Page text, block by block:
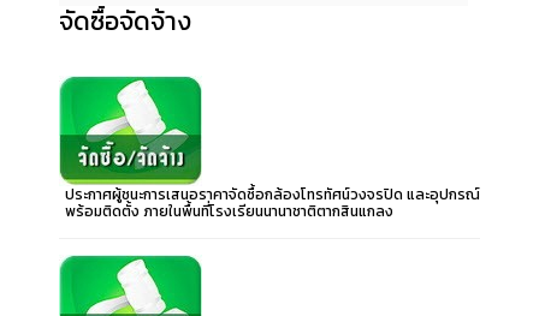
จัดซื้อจัดจ้าง
ประกาศผู้ชนะการเสนอราคาจัดซื้อกล้องโทรทัศน์วงจรปิด และอุปกรณ์
พร้อมติดตั้ง ภายในพื้นที่โรงเรียนนานาชาติตากสินแกลง